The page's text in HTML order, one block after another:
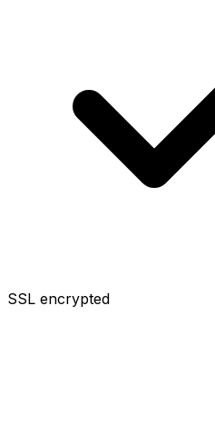
SSL encrypted